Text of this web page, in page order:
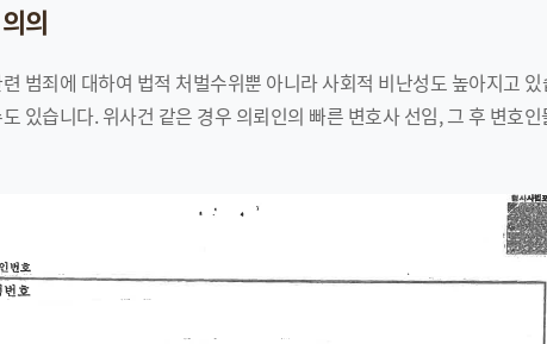
의
범죄에 대하여 법적 처벌수위뿐 아니라 사회적 비난성도 높아지고
있습니다. 위사건 같은 경우 의뢰인의 빠른 변호사 선임, 그 후 변호